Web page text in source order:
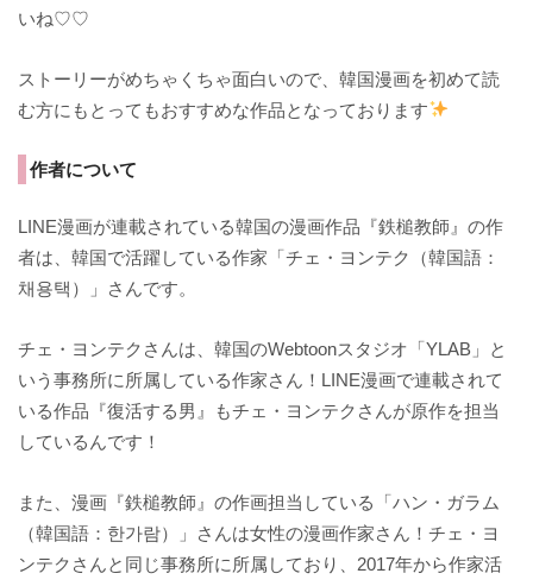
いね♡♡
ストーリーがめちゃくちゃ面白いので、韓国漫画を初めて読
む方にもとってもおすすめな作品となっております
作者について
LINE漫画が連載されている韓国の漫画作品『鉄槌教師』の作
者は、韓国で活躍している作家「チェ・ヨンテク（韓国語：
채용택）」さんです。
チェ・ヨンテクさんは、韓国のWebtoonスタジオ「YLAB」と
いう事務所に所属している作家さん！LINE漫画で連載されて
いる作品『復活する男』もチェ・ヨンテクさんが原作を担当
しているんです！
また、漫画『鉄槌教師』の作画担当している「ハン・ガラム
（韓国語：한가람）」さんは女性の漫画作家さん！チェ・ヨ
ンテクさんと同じ事務所に所属しており、2017年から作家活